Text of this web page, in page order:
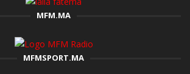
MFM.MA
MFMSPORT.MA